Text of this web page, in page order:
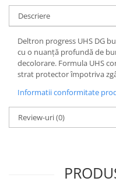
Descriere
Deltron progress UHS DG
cu o nuanță profundă de
decolorare. Formula UHS
strat protector împotriva
Informatii conformitate
Review-uri(0)